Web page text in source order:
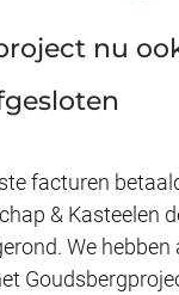
nu
facturen
& Kasteelen
We hebben